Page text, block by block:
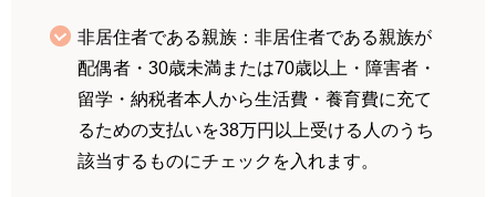
非居住者である親族：非居住者である親族が
配偶者・30歳未満または70歳以上・障害者・
留学・納税者本人から生活費・養育費に充て
るための支払いを38万円以上受ける人のうち
該当するものにチェックを入れます。